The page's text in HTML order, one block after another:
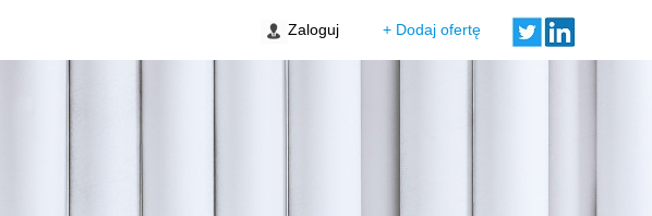
+ Dodaj ofertę
Zaloguj